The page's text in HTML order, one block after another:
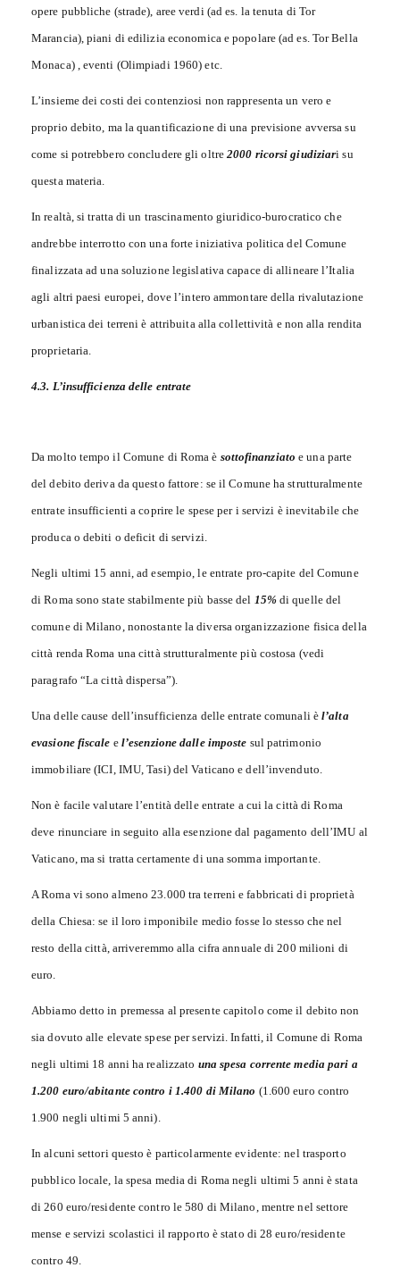
opere pubbliche (strade), aree verdi (ad es. la tenuta di Tor
Marancia), piani di edilizia economica e popolare (ad es. Tor Bella
Monaca) , eventi (Olimpiadi 1960) etc.
L’insieme dei costi dei contenziosi non rappresenta un vero e
proprio debito, ma la quantificazione di una previsione avversa su
come si potrebbero concludere gli oltre2000 ricorsi giudiziari su
questa materia.
In realtà, si tratta di un trascinamento giuridico-burocratico che
andrebbe interrotto con una forte iniziativa politica del Comune
finalizzata ad una soluzione legislativa capace di allineare l’Italia
agli altri paesi europei, dove l’intero ammontare della rivalutazione
urbanistica dei terreni è attribuita alla collettività e non alla rendita
proprietaria.
4.3. L’insufficienza delle entrate
Da molto tempo il Comune di Roma è sottofinanziato e una parte
del debito deriva da questo fattore: se il Comune ha strutturalmente
entrate insufficienti a coprire le spese per i servizi è inevitabile che
produca o debiti o deficit di servizi.
Negli ultimi 15 anni, ad esempio, le entrate pro-capite del Comune
di Roma sono state stabilmente più basse del 15% di quelle del
comune di Milano, nonostante la diversa organizzazione fisica della
città renda Roma una città strutturalmente più costosa (vedi
paragrafo “La città dispersa”).
Una delle cause dell’insufficienza delle entrate comunali è l’alta
evasione fiscale e l’esenzione dalle imposte sul patrimonio
immobiliare (ICI, IMU, Tasi) del Vaticano e dell’invenduto.
Non è facile valutare l’entità delle entrate a cui la città di Roma
deve rinunciare in seguito alla esenzione dal pagamento dell’IMU al
Vaticano, ma si tratta certamente di una somma importante.
A Roma vi sono almeno 23.000 tra terreni e fabbricati di proprietà
della Chiesa: se il loro imponibile medio fosse lo stesso che nel
resto della città, arriveremmo alla cifra annuale di 200 milioni di
euro.
Abbiamo detto in premessa al presente capitolo come il debito non
sia dovuto alle elevate spese per servizi. Infatti, il Comune di Roma
negli ultimi 18 anni ha realizzato una spesa corrente media pari a
1.200 euro/abitante contro i 1.400 di Milano (1.600 euro contro
1.900 negli ultimi 5 anni).
In alcuni settori questo è particolarmente evidente: nel trasporto
pubblico locale, la spesa media di Roma negli ultimi 5 anni è stata
di 260 euro/residente contro le 580 di Milano, mentre nel settore
mense e servizi scolastici il rapporto è stato di 28 euro/residente
contro 49.